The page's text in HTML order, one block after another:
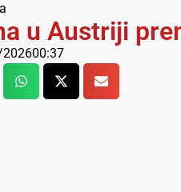
u Austriji
00:37